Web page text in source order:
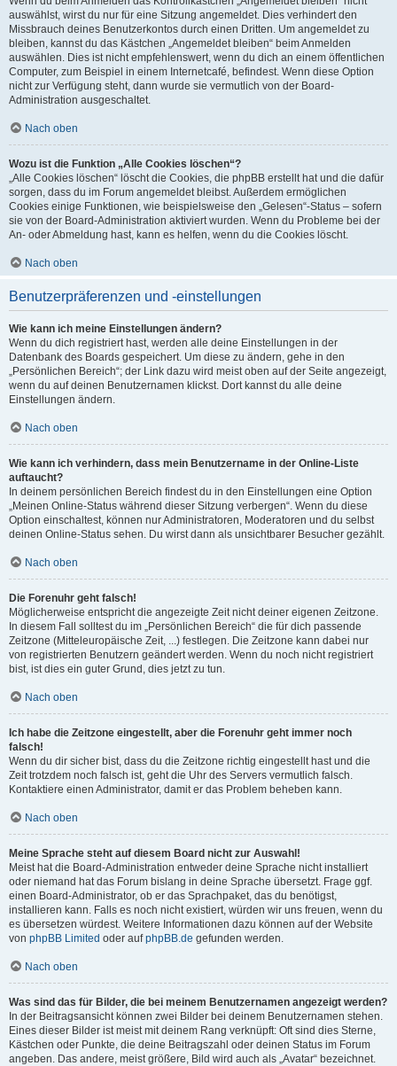
auswählst, wirst du nur für eine Sitzung angemeldet. Dies verhindert den
Missbrauch deines Benutzerkontos durch einen Dritten. Um angemeldet zu
bleiben, kannst du das Kästchen „Angemeldet bleiben“ beim Anmelden
auswählen. Dies ist nicht empfehlenswert, wenn du dich an einem öffentlichen
Computer, zum Beispiel in einem Internetcafé, befindest. Wenn diese Option
nicht zur Verfügung steht, dann wurde sie vermutlich von der Board-
Administration ausgeschaltet.
Nach oben
Wozu ist die Funktion „Alle Cookies löschen“?
„Alle Cookies löschen“ löscht die Cookies, die phpBB erstellt hat und die dafür
sorgen, dass du im Forum angemeldet bleibst. Außerdem ermöglichen
Cookies einige Funktionen, wie beispielsweise den „Gelesen“-Status – sofern
sie von der Board-Administration aktiviert wurden. Wenn du Probleme bei der
An- oder Abmeldung hast, kann es helfen, wenn du die Cookies löscht.
Nach oben
Benutzerpräferenzen und -einstellungen
Wie kann ich meine Einstellungen ändern?
Wenn du dich registriert hast, werden alle deine Einstellungen in der
Datenbank des Boards gespeichert. Um diese zu ändern, gehe in den
„Persönlichen Bereich“; der Link dazu wird meist oben auf der Seite angezeigt,
wenn du auf deinen Benutzernamen klickst. Dort kannst du alle deine
Einstellungen ändern.
Nach oben
Wie kann ich verhindern, dass mein Benutzername in der Online-Liste
auftaucht?
In deinem persönlichen Bereich findest du in den Einstellungen eine Option
„Meinen Online-Status während dieser Sitzung verbergen“. Wenn du diese
Option einschaltest, können nur Administratoren, Moderatoren und du selbst
deinen Online-Status sehen. Du wirst dann als unsichtbarer Besucher gezählt.
Nach oben
Die Forenuhr geht falsch!
Möglicherweise entspricht die angezeigte Zeit nicht deiner eigenen Zeitzone.
In diesem Fall solltest du im „Persönlichen Bereich“ die für dich passende
Zeitzone (Mitteleuropäische Zeit, ...) festlegen. Die Zeitzone kann dabei nur
von registrierten Benutzern geändert werden. Wenn du noch nicht registriert
bist, ist dies ein guter Grund, dies jetzt zu tun.
Nach oben
Ich habe die Zeitzone eingestellt, aber die Forenuhr geht immer noch
falsch!
Wenn du dir sicher bist, dass du die Zeitzone richtig eingestellt hast und die
Zeit trotzdem noch falsch ist, geht die Uhr des Servers vermutlich falsch.
Kontaktiere einen Administrator, damit er das Problem beheben kann.
Nach oben
Meine Sprache steht auf diesem Board nicht zur Auswahl!
Meist hat die Board-Administration entweder deine Sprache nicht installiert
oder niemand hat das Forum bislang in deine Sprache übersetzt. Frage ggf.
einen Board-Administrator, ob er das Sprachpaket, das du benötigst,
installieren kann. Falls es noch nicht existiert, würden wir uns freuen, wenn du
es übersetzen würdest. Weitere Informationen dazu können auf der Website
von phpBB Limited oder aufphpBB.de gefunden werden.
Nach oben
Was sind das für Bilder, die bei meinem Benutzernamen angezeigt werden?
In der Beitragsansicht können zwei Bilder bei deinem Benutzernamen stehen.
Eines dieser Bilder ist meist mit deinem Rang verknüpft: Oft sind dies Sterne,
Kästchen oder Punkte, die deine Beitragszahl oder deinen Status im Forum
angeben. Das andere, meist größere, Bild wird auch als „Avatar“ bezeichnet.